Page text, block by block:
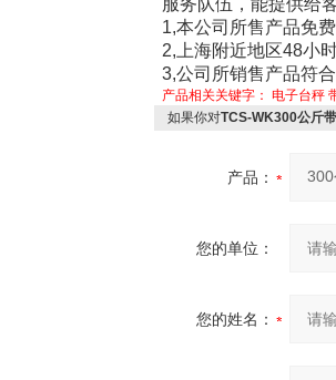
服务队伍，能提供给
1,本公司所售产品免
2, 上海附近地区48小
3,公司所销售产品符
产品相关关键字： 电子台秤
如果你对TCS-WK300公斤
产品：
您的单位：
您的姓名：